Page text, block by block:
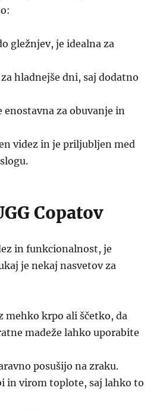
gležnjev, je idealna za
hladnejše dni, saj dodatno
za obuvanje in
videz in je priljubljen med
Copatov
in funkcionalnost, je
je nekaj nasvetov za
mehko krpo ali ščetko, da
madeže lahko uporabite
posušijo na zraku.
in virom toplote, saj lahko to